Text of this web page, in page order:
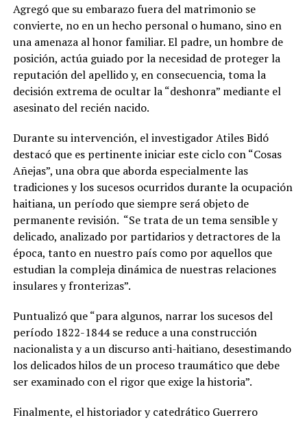
Agregó que su embarazo fuera del matrimonio se
convierte, no en un hecho personal o humano, sino en
una amenaza al honor familiar. El padre, un hombre de
posición, actúa guiado por la necesidad de proteger la
reputación del apellido y, en consecuencia, toma la
decisión extrema de ocultar la “deshonra” mediante el
asesinato del recién nacido.
Durante su intervención, el investigador Atiles Bidó
destacó que es pertinente iniciar este ciclo con “Cosas
Añejas”, una obra que aborda especialmente las
tradiciones y los sucesos ocurridos durante la ocupación
haitiana, un período que siempre será objeto de
permanente revisión. “Se trata de un tema sensible y
delicado, analizado por partidarios y detractores de la
época, tanto en nuestro país como por aquellos que
estudian la compleja dinámica de nuestras relaciones
insulares y fronterizas”.
Puntualizó que “para algunos, narrar los sucesos del
período 1822-1844 se reduce a una construcción
nacionalista y a un discurso anti-haitiano, desestimando
los delicados hilos de un proceso traumático que debe
ser examinado con el rigor que exige la historia”.
Finalmente, el historiador y catedrático Guerrero